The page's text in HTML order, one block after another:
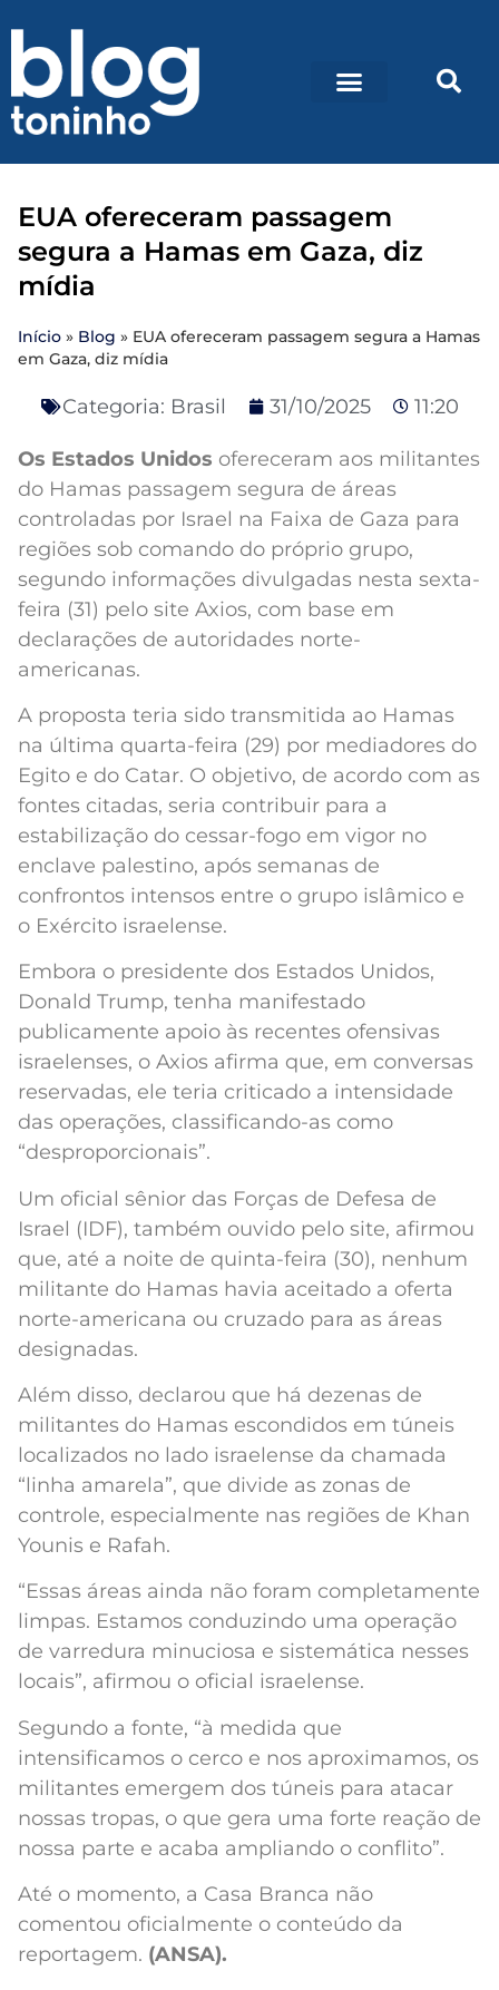
EUA ofereceram passagem
segura a Hamas em Gaza, diz
mídia
Início » Blog » EUA ofereceram passagem segura a Hamas
em Gaza, diz mídia
Categoria: Brasil 31/10/2025 11:20
Os Estados Unidos ofereceram aos militantes
do Hamas passagem segura de áreas
controladas por Israel na Faixa de Gaza para
regiões sob comando do próprio grupo,
segundo informações divulgadas nesta sexta-
feira (31) pelo site Axios, com base em
declarações de autoridades norte-
americanas.
A proposta teria sido transmitida ao Hamas
na última quarta-feira (29) por mediadores do
Egito e do Catar. O objetivo, de acordo com as
fontes citadas, seria contribuir para a
estabilização do cessar-fogo em vigor no
enclave palestino, após semanas de
confrontos intensos entre o grupo islâmico e
o Exército israelense.
Embora o presidente dos Estados Unidos,
Donald Trump, tenha manifestado
publicamente apoio às recentes ofensivas
israelenses, o Axios afirma que, em conversas
reservadas, ele teria criticado a intensidade
das operações, classificando-as como
“desproporcionais”.
Um oficial sênior das Forças de Defesa de
Israel (IDF), também ouvido pelo site, afirmou
que, até a noite de quinta-feira (30), nenhum
militante do Hamas havia aceitado a oferta
norte-americana ou cruzado para as áreas
designadas.
Além disso, declarou que há dezenas de
militantes do Hamas escondidos em túneis
localizados no lado israelense da chamada
“linha amarela”, que divide as zonas de
controle, especialmente nas regiões de Khan
Younis e Rafah.
“Essas áreas ainda não foram completamente
limpas. Estamos conduzindo uma operação
de varredura minuciosa e sistemática nesses
locais”, afirmou o oficial israelense.
Segundo a fonte, “à medida que
intensificamos o cerco e nos aproximamos, os
militantes emergem dos túneis para atacar
nossas tropas, o que gera uma forte reação de
nossa parte e acaba ampliando o conflito”.
Até o momento, a Casa Branca não
comentou oficialmente o conteúdo da
reportagem. (ANSA).